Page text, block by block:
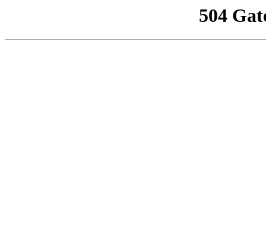
504